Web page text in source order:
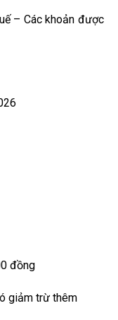
– Các khoản được
đồng
giảm trừ thêm